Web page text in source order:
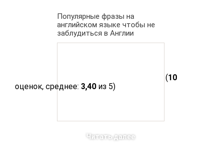
(10
оценок, среднее: 3,40 из 5)
Популярные фразы на
английском языке чтобы не
заблудиться в Англии
Читать далее